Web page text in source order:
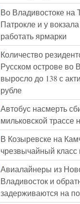
Во Владивостоке на
Патрокле и у
работать ярмарки
Количество
Русском острове во
выросло до 138 с
рубле
Автобус насмерть
мильковской трассе
В Козыревске на
чрезвычайный
Авиалайнеры из
Владивосток и
задерживаются на